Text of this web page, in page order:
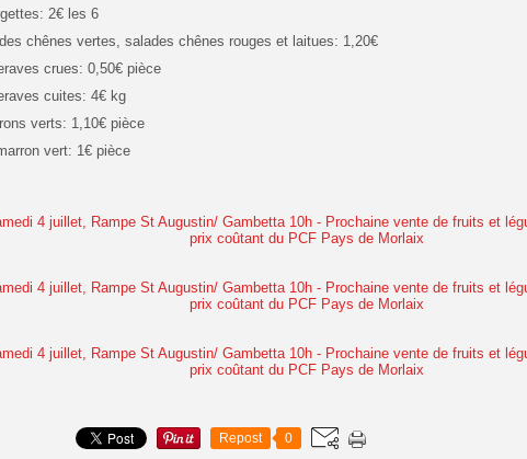
2€ les 6
chênes vertes, salades chênes rouges et laitues: 1,20€
crues: 0,50€ pièce
cuites: 4€ kg
verts: 1,10€ pièce
vert: 1€ pièce
Repost 0